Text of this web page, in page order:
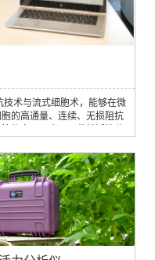
术与流式细胞术，能够在微
的高通量、连续、无损阻抗
粉育性恢复等多个方面。与
、多参数、低污染和检测速
低成本，能够为农业生产及